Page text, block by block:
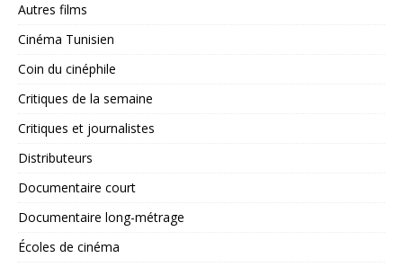
Autres films
Cinéma Tunisien
Coin du cinéphile
Critiques de la semaine
Critiques et journalistes
Distributeurs
Documentaire court
Documentaire long-métrage
Écoles de cinéma